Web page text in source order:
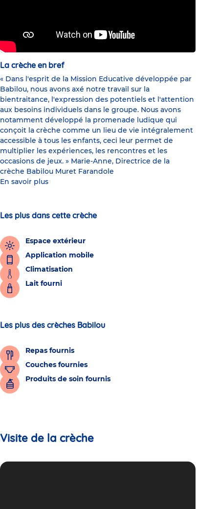
La crèche en bref
« Dans l'esprit de la Mission Educative développée par
Babilou, nous avons axé notre travail sur la
bientraitance, l'expression des potentiels et l'attention
aux besoins individuels dans le groupe. Nous avons
notamment développé la promenade ludique qui
conçoit la crèche comme un lieu de vie intégralement
accessible à tous les enfants, ceci leur permet de
multiplier les expériences, les rencontres et les
occasions de jeux. » Marie-Anne, Directrice de la
crèche Babilou Muret Farandole
En savoir plus
Les plus dans cette crèche
Espace extérieur
Application mobile
Climatisation
Lait fourni
Les plus des crèches Babilou
Repas fournis
Couches fournies
Produits de soin fournis
Visite de la crèche